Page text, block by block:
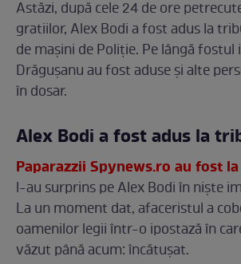
Astăzi, după cele 24 de ore
gratiilor, Alex Bodi a fost adus la
de mașini de Poliție. Pe lângă fostul
Drăgușanu au fost aduse și alte
în dosar.
Alex Bodi a fost adus la
Paparazzii Spynews.ro au fost
l-au surprins pe Alex Bodi în niște
La un moment dat, afaceristul a
oamenilor legii într-o ipostază în
văzut până acum: încătușat.